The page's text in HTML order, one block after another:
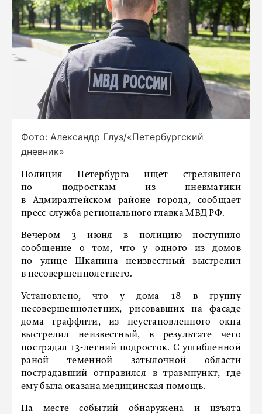
Фото: Александр Глуз/«Петербургский
дневник»
Полиция Петербурга ищет стрелявшего
по подросткам из пневматики
в Адмиралтейском районе города, сообщает
пресс-служба регионального главка МВД РФ.
Вечером 3 июня в полицию поступило
сообщение о том, что у одного из домов
по улице Шкапина неизвестный выстрелил
в несовершеннолетнего.
Установлено, что у дома 18 в группу
несовершеннолетних, рисовавших на фасаде
дома граффити, из неустановленного окна
выстрелил неизвестный, в результате чего
пострадал 13-летний подросток. С ушибленной
раной теменной затылочной области
пострадавший отправился в травмпункт, где
ему была оказана медицинская помощь.
На месте событий обнаружена и изъята